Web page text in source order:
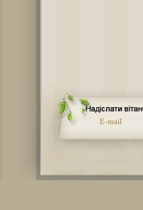
E-mail